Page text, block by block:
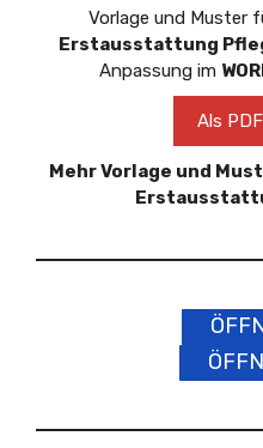
Vorlage und Muster
Erstausstattung
Anpassung im
Als
Mehr Vorlage und